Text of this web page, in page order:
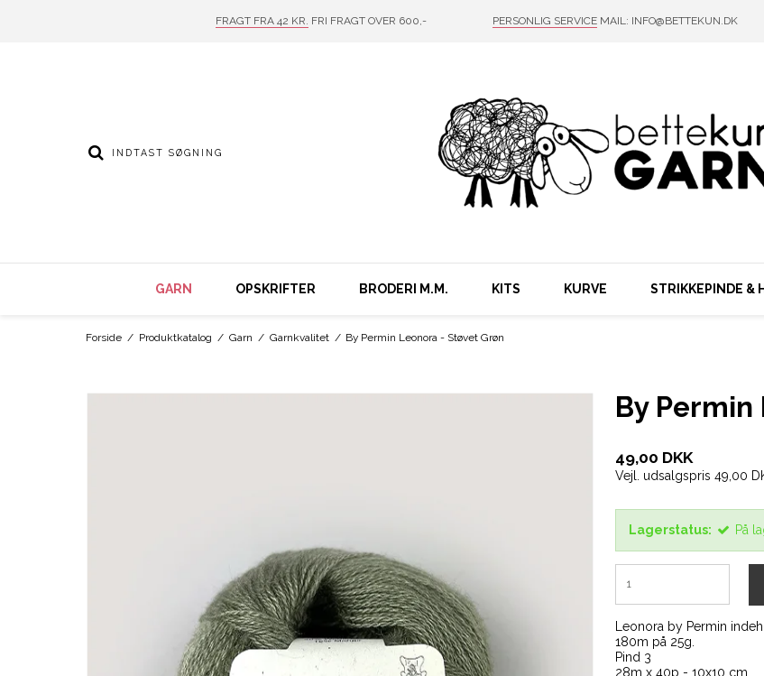
FRAGT FRA 42 KR. FRI FRAGT OVER 600,- PERSONLIG SERVICEMAIL: INFO@BETTEKUN.DK
GARN OPSKRIFTER BRODERI M.M. KITS KURVE STRIKKEPINDE &
Forside / Produktkatalog / Garn / Garnkvalitet / By Permin Leonora - Støvet Grøn
By
49,00 DKK
Vejl. udsalgspris 49,00
Lagerstatus: På
Leonora by Permin
180m på 25g.
Pind 3
28m x 40p - 10x10 cm